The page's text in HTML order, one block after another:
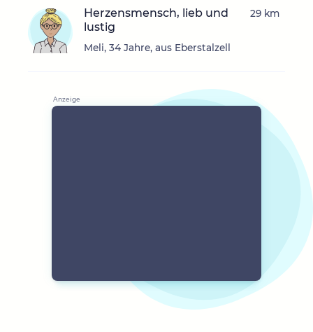
Herzensmensch, lieb und
lustig
Meli, 34 Jahre, aus Eberstalzell
29 km